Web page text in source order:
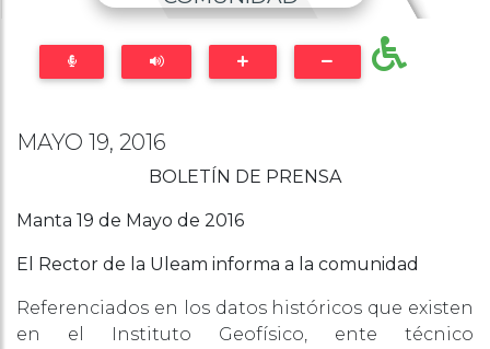
MAYO 19, 2016
BOLETÍN DE PRENSA
Manta 19 de Mayo de 2016
El Rector de la Uleam informa a la comunidad
Referenciados en los datos históricos que existen
en el Instituto Geofísico, ente técnico